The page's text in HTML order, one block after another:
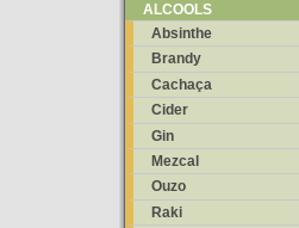
ALCOOLS
Absinthe
Brandy
Cachaça
Cider
Gin
Mezcal
Ouzo
Raki